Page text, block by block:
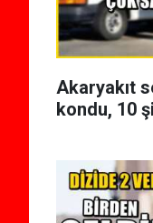
Akaryakıt
kondu, 10